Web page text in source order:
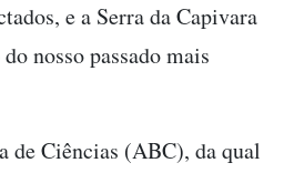
e a Serra da Capivara
nosso passado mais
de Ciências (ABC), da qual